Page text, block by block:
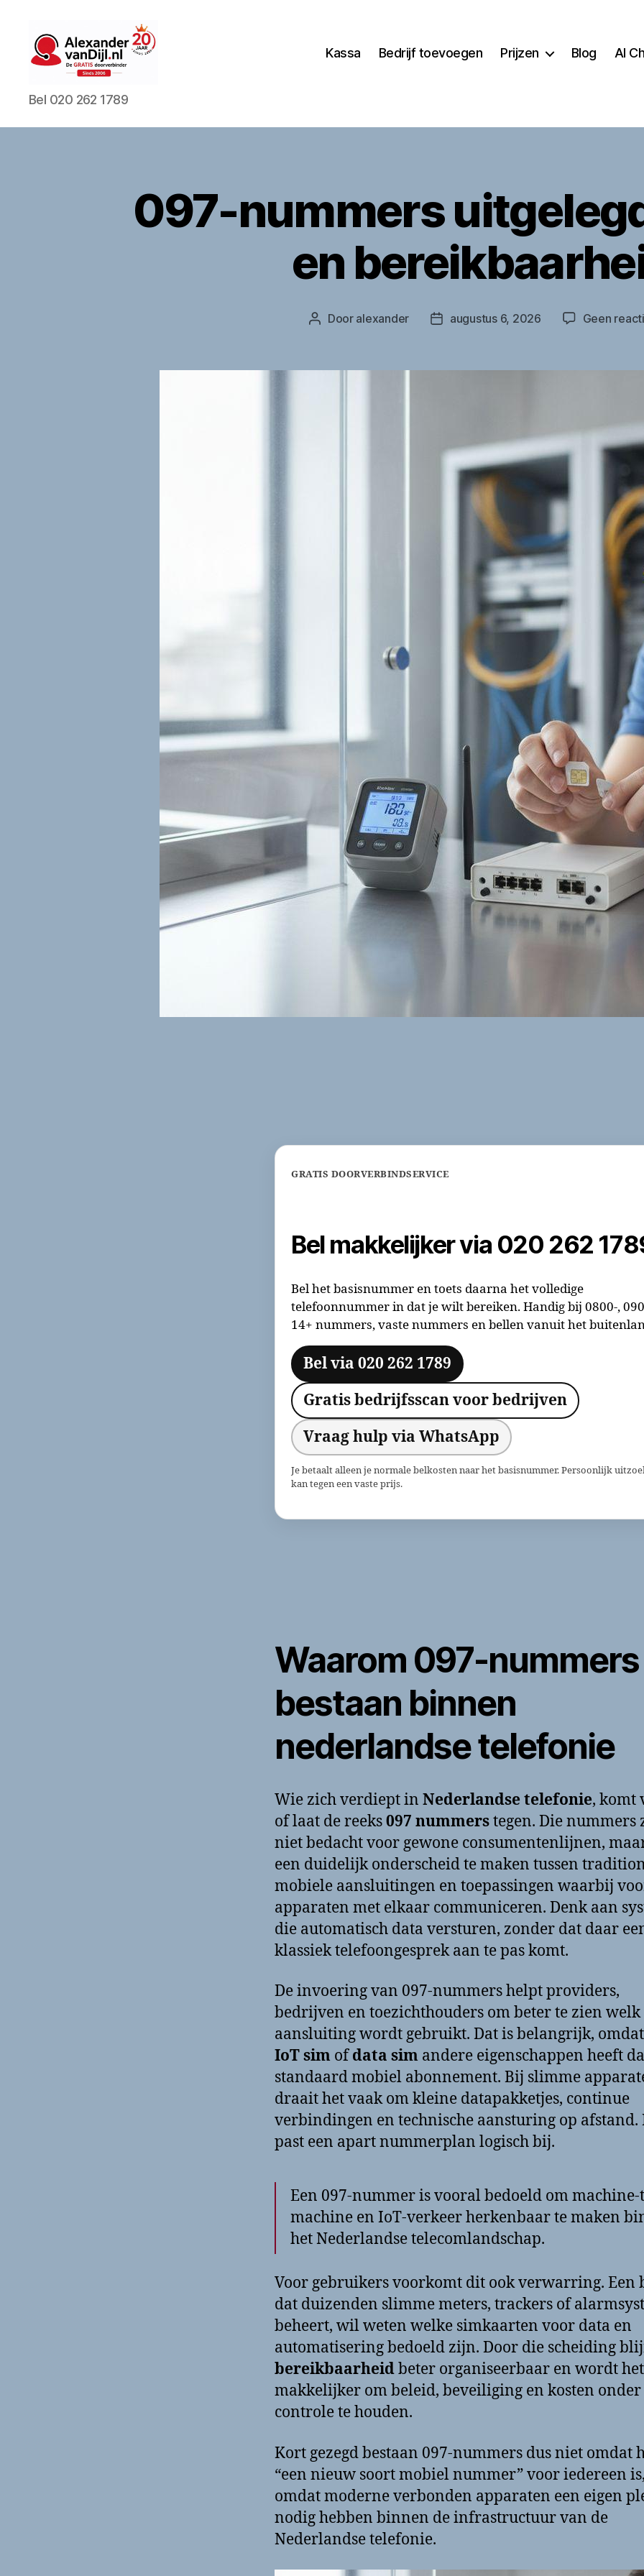
AlexandervanDijl.nl
Bel 020 262 1789
Kassa Bedrijf toevoegen Prijzen Blog AI
097-nummers
en
Berichtauteur
Door alexander Berichtdatum
augustus 6, 2026 Geen
GRATIS DOORVERBINDSERVICE
Bel makkelijker via 020 262
Bel het basisnummer en toets daarna het volledige
telefoonnummer in dat je wilt bereiken. Handig bij 0800-,
14+ nummers, vaste nummers en bellen vanuit het
Bel via 020 262 1789
Gratis bedrijfsscan voor bedrijven
Vraag hulp via WhatsApp
Je betaalt alleen je normale belkosten naar het basisnummer. Persoonlijk
kan tegen een vaste prijs.
Waarom 097-nummers
bestaan binnen
nederlandse telefonie
Wie zich verdiept in Nederlandse telefonie, komt
of laat de reeks097 nummerstegen. Die nummers
niet bedacht voor gewone consumentenlijnen,
een duidelijk onderscheid te maken tussen
mobiele aansluitingen en toepassingen waarbij
apparaten met elkaar communiceren. Denk aan
die automatisch data versturen, zonder dat daar
klassiek telefoongesprek aan te pas komt.
De invoering van 097-nummers helpt providers,
bedrijven en toezichthouders om beter te zien welk
aansluiting wordt gebruikt. Dat is belangrijk,
IoT sim ofdata sim andere eigenschappen heeft
standaard mobiel abonnement. Bij slimme
draait het vaak om kleine datapakketjes, continue
verbindingen en technische aansturing op afstand.
past een apart nummerplan logisch bij.
Een 097-nummer is vooral bedoeld om machine-
machine en IoT-verkeer herkenbaar te maken
het Nederlandse telecomlandschap.
Voor gebruikers voorkomt dit ook verwarring. Een
dat duizenden slimme meters, trackers of
beheert, wil weten welke simkaarten voor data en
automatisering bedoeld zijn. Door die scheiding
bereikbaarheidbeter organiseerbaar en wordt het
makkelijker om beleid, beveiliging en kosten onder
controle te houden.
Kort gezegd bestaan 097-nummers dus niet omdat
“een nieuw soort mobiel nummer” voor iedereen
omdat moderne verbonden apparaten een eigen
nodig hebben binnen de infrastructuur van de
Nederlandse telefonie.